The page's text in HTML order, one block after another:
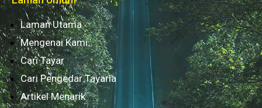
Laman Utama
Mengenai Kami
Cari Tayar
Cari Pengedar Tayaria
Artikel Menarik